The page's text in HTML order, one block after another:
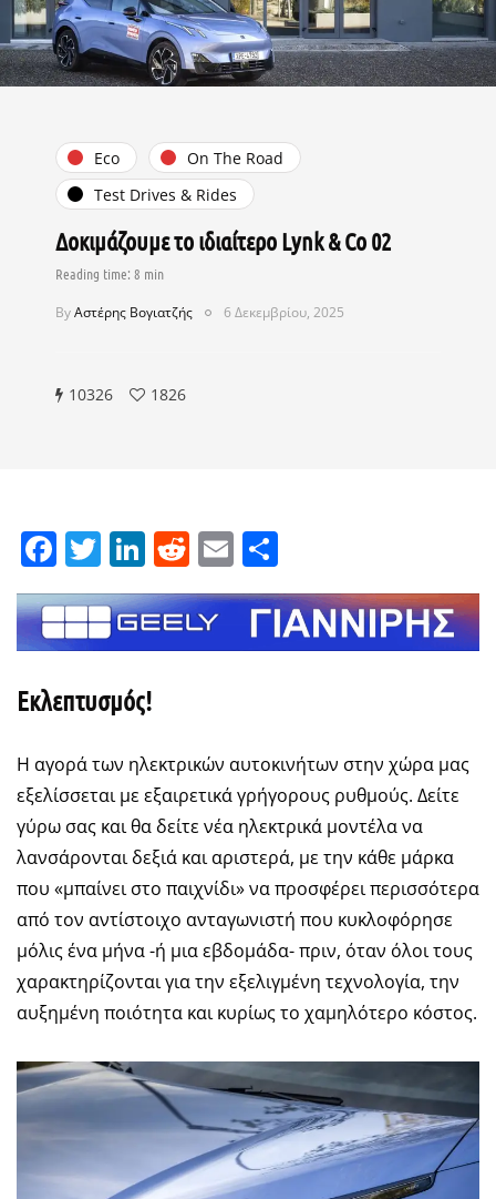
Eco
On The Road
Test Drives & Rides
Δοκιμάζουμε το ιδιαίτερο Lynk & Co 02
ByΑστέρης Βογιατζής 6 Δεκεμβρίου, 2025
10326 1826
Facebook
Twitter
LinkedIn
Reddit
Email
Εκλεπτυσμός!
Η αγορά των ηλεκτρικών αυτοκινήτων στην χώρα μας
εξελίσσεται με εξαιρετικά γρήγορους ρυθμούς. Δείτε
γύρω σας και θα δείτε νέα ηλεκτρικά μοντέλα να
λανσάρονται δεξιά και αριστερά, με την κάθε μάρκα
που «μπαίνει στο παιχνίδι» να προσφέρει περισσότερα
από τον αντίστοιχο ανταγωνιστή που κυκλοφόρησε
μόλις ένα μήνα -ή μια εβδομάδα- πριν, όταν όλοι τους
χαρακτηρίζονται για την εξελιγμένη τεχνολογία, την
αυξημένη ποιότητα και κυρίως το χαμηλότερο κόστος.